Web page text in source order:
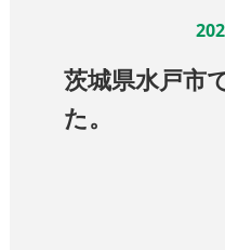
茨城県水戸市
た。